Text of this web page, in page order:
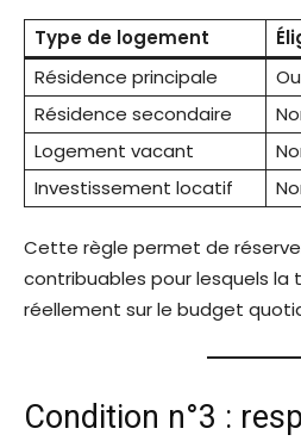
Type de logement
Résidence principale
Résidence secondaire
Logement vacant
Investissement locatif
Cette règle permet de
contribuables pour lesquels la
réellement sur le budget
Condition n°3 :